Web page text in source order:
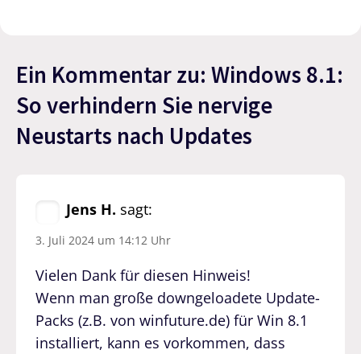
Ein Kommentar zu: Windows 8.1:
So verhindern Sie nervige
Neustarts nach Updates
Jens H. sagt:
3. Juli 2024 um 14:12 Uhr
Vielen Dank für diesen Hinweis!
Wenn man große downgeloadete Update-
Packs (z.B. von winfuture.de) für Win 8.1
installiert, kann es vorkommen, dass